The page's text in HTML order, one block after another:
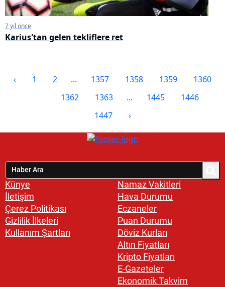
7 yıl önce
Karius'tan gelen tekliflere ret
‹ 1 2 ... 1357 1358 1359
1360
1362 1363 ... 1445
1446
1447
›
Künye
İletişim
Çerez Politikası
Gizlilik İlkeleri
Kullanım Şartları
Namaz Vakitleri
Hava Durumu
Eczaneler
Puan Durumu
Döviz Kurları
Altın Fiyatları
Kripto Fiyatları
E-Gazeteler
Ekonomik Takvim